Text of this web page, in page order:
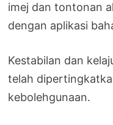
imej dan tontonan
dengan aplikasi
Kestabilan dan
telah
kebolehgunaan.